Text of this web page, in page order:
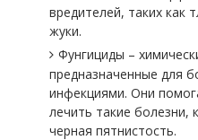
вредителей, таких как
жуки.
Фунгициды –
предназначенные для
инфекциями. Они
лечить такие болезни,
черная пятнистость.